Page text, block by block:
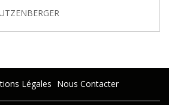
Légales Nous Contacter